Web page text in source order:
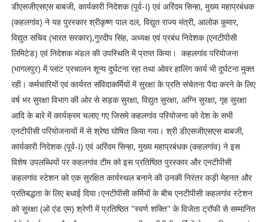
डीएसजीएसएस बाबजी, कार्यकारी निदेशक (पूर्व-I) एवं अरिंदम सिन्हा, मुख्य महाप्रबंधक
(कहलगांव) ने यह पुरस्कार श्रीकृष्ण पाल दल, विद्युत राज्य मंत्री, आलोक कुमार,
विद्युत सचिव (भारत सरकार),गुरदीप सिंह, अध्यक्ष एवं प्रबंध निदेशक (एनटीपीसी
लिमिटेड) एवं निदेशक मंडल की उपस्थिति में प्राप्त किया। कहलगांव परियोजना
(भागलपुर) में प्लांट प्रचालन शून्य दुर्घटना रहा तथा ओवर हालिंग कार्य भी दुर्घटना मुक्त
रही। कर्मचारियों एवं कार्यरत संविदाकर्मियों में सुरक्षा के प्रति संचेतना पैदा करने के लिए
वर्ष भर सुरक्षा विभाग की ओर से सड़क सुरक्षा, विद्युत सुरक्षा, अग्नि सुरक्षा, गृह सुरक्षा
आदि के बारे में कार्यक्रम चलाए गए जिसमे कहलगांव परियोजना को देश के सभी
एनटीपीसी परियोजनायों में से श्रेष्ठ घोषित किया गया। श्री डीएसजीएसएस बाबजी,
कार्यकारी निदेशक (पूर्व-I) एवं अरिंदम सिन्हा, मुख्य महाप्रबंधक (कहलगांव) ने इस
विशेष उपलब्धियों पर कहलगांव टीम को इस प्रतिष्ठित पुरस्कार और एनटीपीसी
कहलगांव स्टेशन को एक सुरक्षित कार्यस्थल बनाने की उनकी निरंतर कड़ी मेहनत और
प्रतिबद्धता के लिए बधाई दिया।एनटीपीसी कर्मियों के बीच एनटीपीसी कहलगांव स्टेशन
को सुरक्षा (ओ एंड एम) श्रेणी में प्रतिष्ठित "स्वर्ण शक्ति" के विजेता ट्रॉफी से सम्मानित